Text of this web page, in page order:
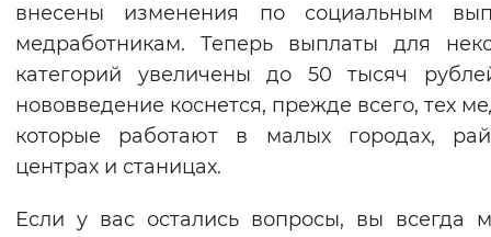
внесены изменения по социальным
медработникам. Теперь выплаты для
категорий увеличены до 50 тысяч
нововведение коснется, прежде всего, тех
которые работают в малых городах,
центрах и станицах.
Если у вас остались вопросы, вы всегда